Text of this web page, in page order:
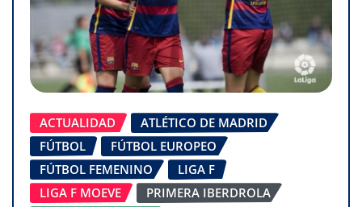
ACTUALIDAD
ATLÉTICO DE MADRID
FÚTBOL
FÚTBOL EUROPEO
FÚTBOL FEMENINO
LIGA F
LIGA F MOEVE
PRIMERA IBERDROLA